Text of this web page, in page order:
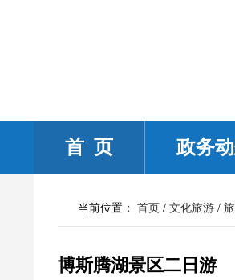
首 页 政务
当前位置： 首页 / 文化旅游 /
博斯腾湖景区二日游